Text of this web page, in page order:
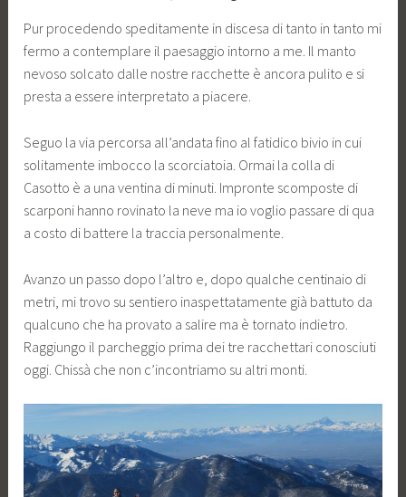
Pur procedendo speditamente in discesa di tanto in tanto mi
fermo a contemplare il paesaggio intorno a me. Il manto
nevoso solcato dalle nostre racchette è ancora pulito e si
presta a essere interpretato a piacere.
Seguo la via percorsa all’andata fino al fatidico bivio in cui
solitamente imbocco la scorciatoia. Ormai la colla di
Casotto è a una ventina di minuti. Impronte scomposte di
scarponi hanno rovinato la neve ma io voglio passare di qua
a costo di battere la traccia personalmente.
Avanzo un passo dopo l’altro e, dopo qualche centinaio di
metri, mi trovo su sentiero inaspettatamente già battuto da
qualcuno che ha provato a salire ma è tornato indietro.
Raggiungo il parcheggio prima dei tre racchettari conosciuti
oggi. Chissà che non c’incontriamo su altri monti.